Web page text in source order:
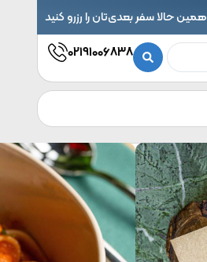
همین حالا سفر بعدی‌تان را رزرو کنید
02191006838
شماره
تماس
02191006838
آدرس
ایمیل
info@noavarantrip.com
نام و نام
خانوادگیشماره
تماس
توضیحات